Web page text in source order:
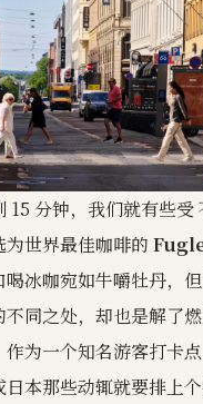
15 分钟，我们就有些受
世界最佳咖啡的
冰咖宛如牛嚼牡丹，
同之处，却也是解了
为一个知名游客打卡
本那些动辄就要排上